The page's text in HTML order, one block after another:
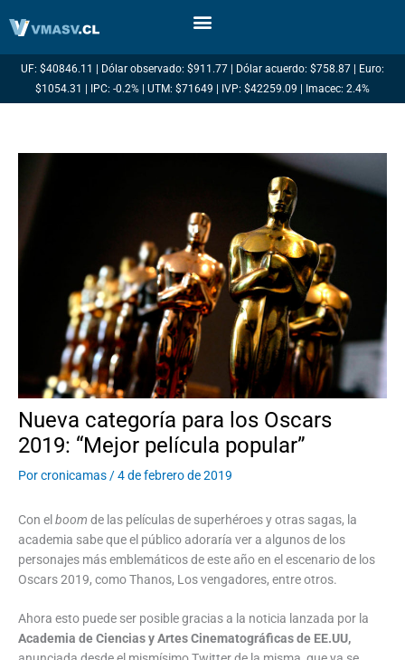
UF: $40846.11 | Dólar observado: $911.77 | Dólar acuerdo: $758.87 | Euro:
$1054.31 | IPC: -0.2% | UTM: $71649 | IVP: $42259.09 | Imacec: 2.4%
Nueva categoría para los Oscars
2019: “Mejor película popular”
Porcronicamas /4 de febrero de 2019
Con elboom de las películas de superhéroes y otras sagas, la
academia sabe que el público adoraría ver a algunos de los
personajes más emblemáticos de este año en el escenario de los
Oscars 2019, como Thanos, Los vengadores, entre otros.
Ahora esto puede ser posible gracias a la noticia lanzada por la
Academia de Ciencias y Artes Cinematográficas de EE.UU,